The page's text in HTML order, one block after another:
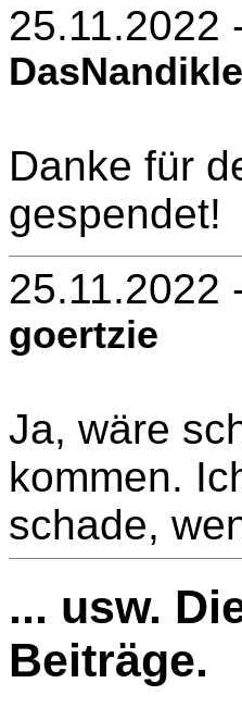
25.11.2022
Danke für
gespendet!
25.11.2022
goertzie
Ja, wäre
kommen.
schade,
... usw.
Beiträge.